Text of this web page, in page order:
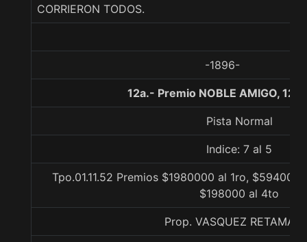
CORRIERON TODOS.
-1896-
12a.- Premio NOBLE AMIGO,
Pista Normal
Indice: 7 al 5
Tpo.01.11.52 Premios $1980000 al 1ro,
$198000 al 4to
Prop. VASQUEZ